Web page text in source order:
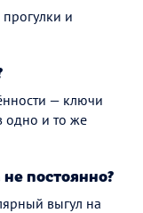
и
— ключи
одно и то же
постоянно?
выгул на